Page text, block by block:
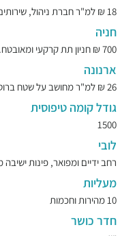
18 ₪ למ"ר חברת ניהול, שירותים מלאים.
חניה
700 ₪ חניון תת קרקעי ומאובטח.
ארנונה
26 ₪ למ"ר מחושב על שטח ברוטו !
גודל קומה טיפוסית
1500
לובי
רחב ידיים ומפואר, פינות
מעליות
10 מהירות וחכמות
חדר כושר